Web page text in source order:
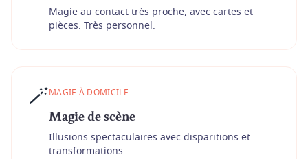
Magie au contact très proche, avec cartes et
pièces. Très personnel.
🪄MAGIE À DOMICILE
Magie de scène
Illusions spectaculaires avec disparitions et
transformations